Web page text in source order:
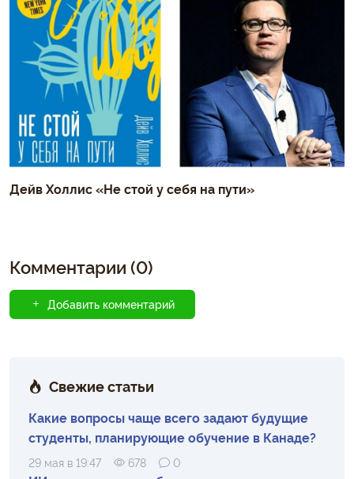
Дейв Холлис «Не стой у себя на пути»
Комментарии (0)
Добавить комментарий
Свежие статьи
Какие вопросы чаще всего задают будущие
студенты, планирующие обучение в Канаде?
29 мая в 19:47 678 0